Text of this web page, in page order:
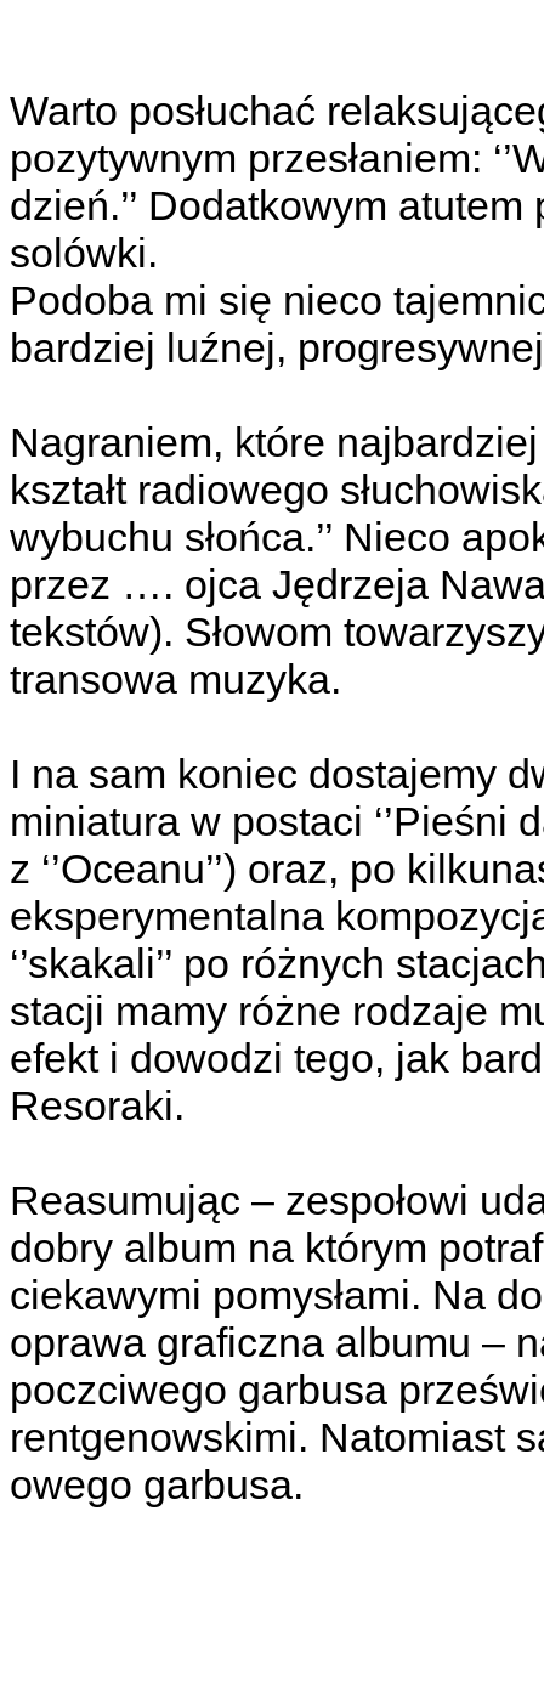
Warto posłuchać
pozytywnym przesłaniem:
dzień.’’ Dodatkowym
solówki.
Podoba mi się nieco
bardziej luźnej,
Nagraniem, które
kształt radiowego
wybuchu słońca.’’ Nieco
przez …. ojca Jędrzeja
tekstów). Słowom
transowa muzyka.
I na sam koniec dostajemy
miniatura w postaci ‘’Pieśni
z ‘’Oceanu’’) oraz, po
eksperymentalna kompozycja
‘’skakali’’ po różnych
stacji mamy różne rodzaje
efekt i dowodzi tego, jak
Resoraki.
Reasumując – zespołowi
dobry album na którym
ciekawymi pomysłami. Na
oprawa graficzna albumu –
poczciwego garbusa
rentgenowskimi. Natomiast
owego garbusa.